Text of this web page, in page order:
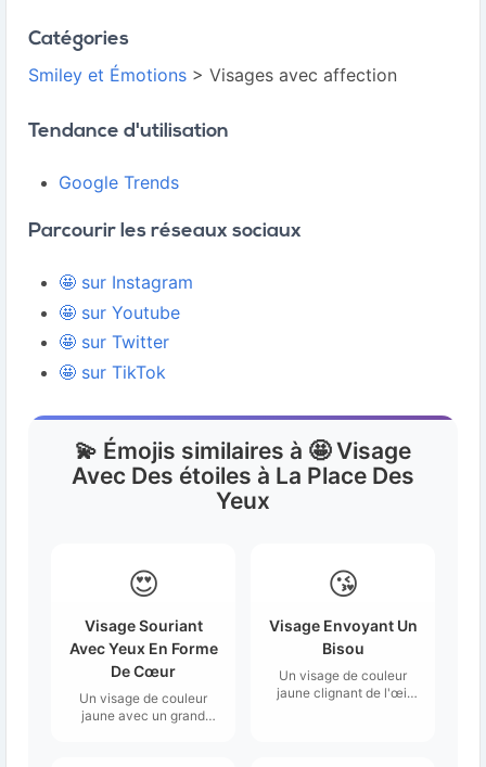
Catégories
Smiley et Émotions > Visages avec affection
Tendance d'utilisation
Google Trends
Parcourir les réseaux sociaux
🤩 sur Instagram
🤩 sur Youtube
🤩 sur Twitter
🤩 sur TikTok
💫 Émojis similaires à 🤩 Visage
Avec Des étoiles à La Place Des
Yeux
😍
Visage Souriant
Avec Yeux En Forme
De Cœur
Un visage de couleur
jaune avec un grand
😘
Visage Envoyant Un
Bisou
Un visage de couleur
jaune clignant de l'œil